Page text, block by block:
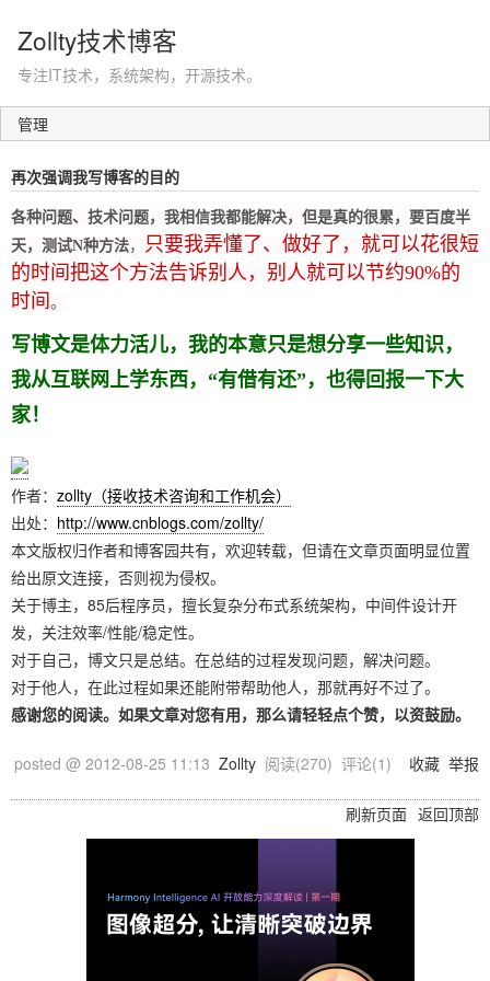
Zollty技术博客
专注IT技术，系统架构，开源技术。
管理
再次强调我写博客的目的
各种问题、技术问题，我相信我都能解决， 但是真的很累，要百度半
天，测试N种方法，
只要我弄懂了、做好了，就可以花很短
的时间把这个方法告诉别人，别人就可以节约90%的
时间 。
写博文是体力活儿，我的本意只是想分享一些知识，
我从互联网上学东西，“有借有还”，也得回报一下大
家！
作者： zollty（接收技术咨询和工作机会）
出处： http://www.cnblogs.com/zollty/
本文版权归作者和博客园共有，欢迎转载，但请在文章页面明显位置
给出原文连接，否则视为侵权。
关于博主，85后程序员，擅长复杂分布式系统架构，中间件设计开
发，关注效率/性能/稳定性。
对于自己，博文只是总结。在总结的过程发现问题，解决问题。
对于他人，在此过程如果还能附带帮助他人，那就再好不过了。
感谢您的阅读。如果文章对您有用，那么请轻轻点个赞，以资鼓励。
posted @ 2012-08-25 11:13 Zollty 阅读(270) 评论(1) 收藏 举报
刷新页面 返回顶部